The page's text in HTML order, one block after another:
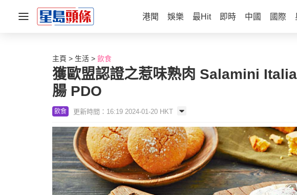
港聞 娛樂 最Hit 即時 中國 國際
主頁 生活 飲食
獲歐盟認證之惹味熟肉 Salamini
腸 PDO
飲食 更新時間：16:19 2024-01-20 HKT